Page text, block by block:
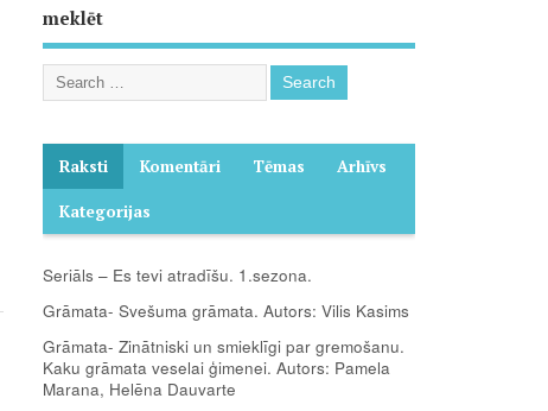
meklēt
Raksti Komentāri Tēmas Arhīvs
Kategorijas
Seriāls – Es tevi atradīšu. 1.sezona.
Grāmata- Svešuma grāmata. Autors: Vilis Kasims
Grāmata- Zinātniski un smieklīgi par gremošanu.
Kaku grāmata veselai ģimenei. Autors: Pamela
Marana, Helēna Dauvarte